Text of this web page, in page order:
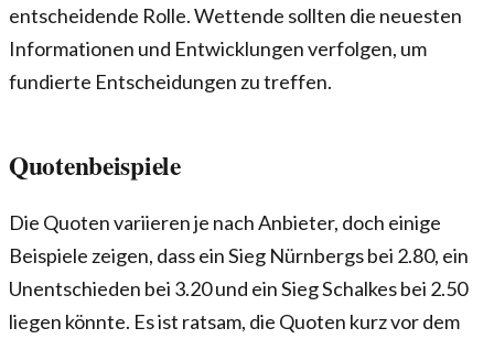
entscheidende Rolle. Wettende sollten die neuesten
Informationen und Entwicklungen verfolgen, um
fundierte Entscheidungen zu treffen.
Quotenbeispiele
Die Quoten variieren je nach Anbieter, doch einige
Beispiele zeigen, dass ein Sieg Nürnbergs bei 2.80, ein
Unentschieden bei 3.20 und ein Sieg Schalkes bei 2.50
liegen könnte. Es ist ratsam, die Quoten kurz vor dem